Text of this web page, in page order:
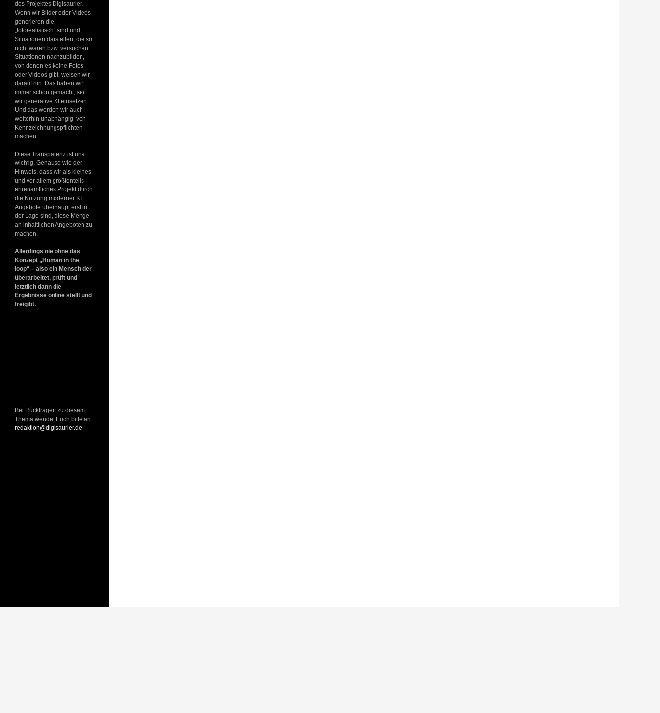
des Projektes Digisaurier.
Wenn wir Bilder oder Videos
generieren die
„fotorealistisch“ sind und
Situationen darstellen, die so
nicht waren bzw. versuchen
Situationen nachzubilden,
von denen es keine Fotos
oder Videos gibt, weisen wir
darauf hin. Das haben wir
immer schon gemacht, seit
wir generative KI einsetzen.
Und das werden wir auch
weiterhin unabhängig von
Kennzeichnungspflichten
machen.
Diese Transparenz ist uns
wichtig. Genauso wie der
Hinweis, dass wir als kleines
und vor allem größtenteils
ehrenamtliches Projekt durch
die Nutzung moderner KI
Angebote überhaupt erst in
der Lage sind, diese Menge
an inhaltlichen Angeboten zu
machen.
Allerdings nie ohne das
Konzept „Human in the
loop“ – also ein Mensch der
überarbeitet, prüft und
letztlich dann die
Ergebnisse online stellt und
freigibt.
Bei Rückfragen zu diesem
Thema wendet Euch bitte an
redaktion@digisaurier.de